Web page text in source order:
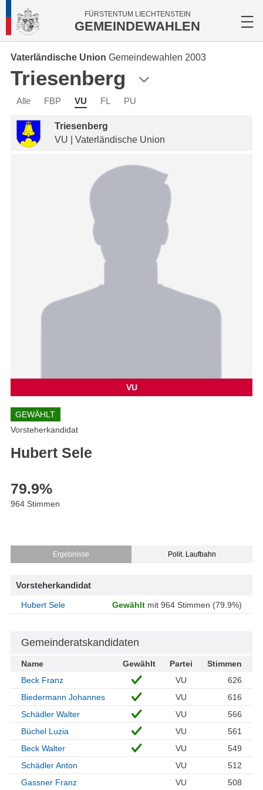
FÜRSTENTUM LIECHTENSTEIN
GEMEINDEWAHLEN
Vaterländische Union Gemeindewahlen 2003
Triesenberg
Alle FBP VU FL PU
Triesenberg
VU | Vaterländische Union
VU
GEWÄHLT
Vorsteherkandidat
Hubert Sele
79.9%
964 Stimmen
Ergebnisse Polit. Laufbahn
Vorsteherkandidat
Hubert Sele Gewählt mit 964 Stimmen (79.9%)
Gemeinderatskandidaten
Name Gewählt Partei
Stimmen
Beck Franz
VU
626
Biedermann Johannes
VU
616
Schädler Walter
VU
566
Büchel Luzia
VU
561
Beck Walter
VU
549
Schädler Anton
VU
512
Gassner Franz
VU 508